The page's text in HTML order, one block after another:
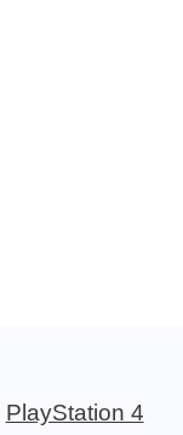
PlayStation 4